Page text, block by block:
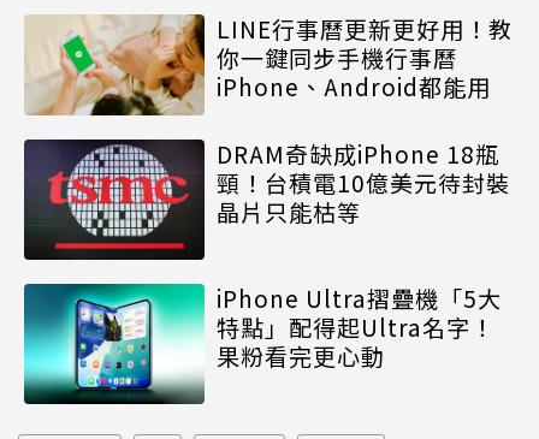
LINE行事曆更新更好用！教
你一鍵同步手機行事曆
iPhone、Android都能用
DRAM奇缺成iPhone 18瓶
頸！台積電10億美元待封裝
晶片只能枯等
iPhone Ultra摺疊機「5大
特點」配得起Ultra名字！
果粉看完更心動